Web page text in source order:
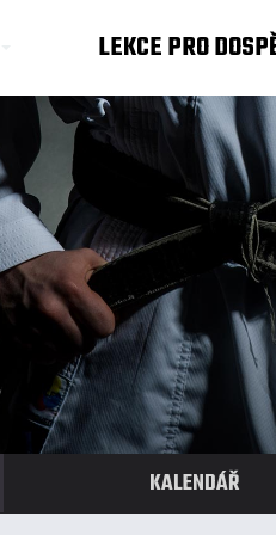
LEKCE PRO
KALENDÁŘ